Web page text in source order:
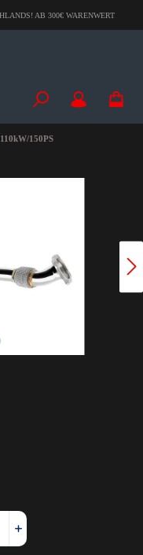
AB 300€ WARENWERT
110kW/150PS